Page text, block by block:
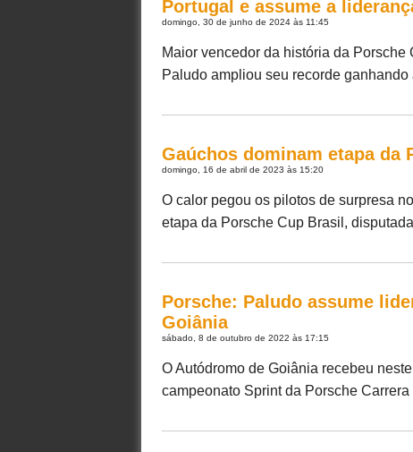
Portugal e assume a
domingo, 30 de junho de 2024 às 11:45
Maior vencedor da história da
Paludo ampliou seu recorde
Gaúchos dominam etapa da
domingo, 16 de abril de 2023 às 15:20
O calor pegou os pilotos de surpresa
etapa da Porsche Cup Brasil,
Porsche: Paludo assume
Goiânia
sábado, 8 de outubro de 2022 às 17:15
O Autódromo de Goiânia recebeu
campeonato Sprint da Porsche